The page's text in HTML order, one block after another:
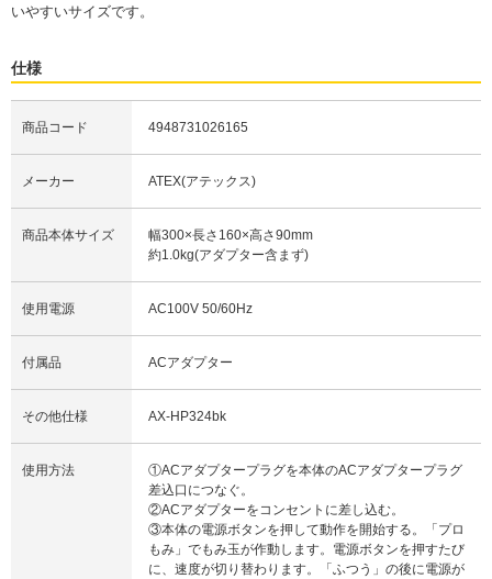
いやすいサイズです。
仕様
商品コード 4948731026165
メーカー ATEX(アテックス)
商品本体サイズ
幅300×長さ160×高さ90mm
約1.0kg(アダプター含まず)
使用電源 AC100V 50/60Hz
付属品 ACアダプター
その他仕様 AX-HP324bk
使用方法
①ACアダプタープラグを本体のACアダプタープラグ
差込口につなぐ。
②ACアダプターをコンセントに差し込む。
③本体の電源ボタンを押して動作を開始する。「プロ
もみ」でもみ玉が作動します。電源ボタンを押すたび
に、速度が切り替わります。「ふつう」の後に電源が